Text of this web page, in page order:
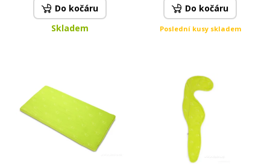
Do kočáru
Skladem
Do kočáru
Poslední kusy skladem